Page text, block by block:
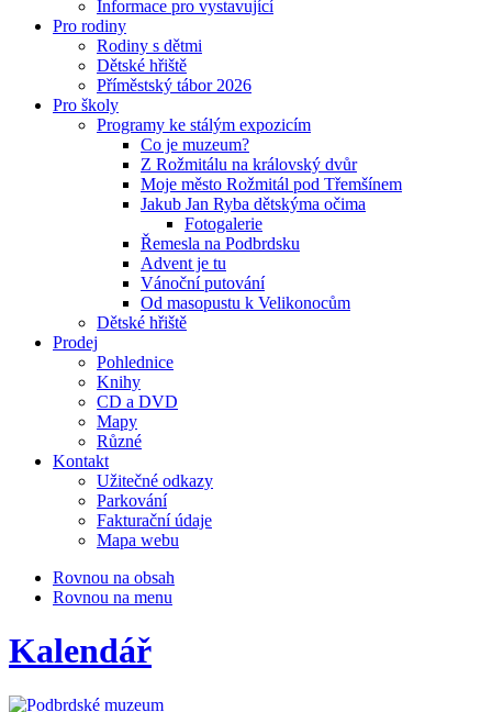
Informace pro vystavující
Pro rodiny
Rodiny s dětmi
Dětské hřiště
Příměstský tábor 2026
Pro školy
Programy ke stálým expozicím
Co je muzeum?
Z Rožmitálu na královský dvůr
Moje město Rožmitál pod Třemšínem
Jakub Jan Ryba dětskýma očima
Fotogalerie
Řemesla na Podbrdsku
Advent je tu
Vánoční putování
Od masopustu k Velikonocům
Dětské hřiště
Prodej
Pohlednice
Knihy
CD a DVD
Mapy
Různé
Kontakt
Užitečné odkazy
Parkování
Fakturační údaje
Mapa webu
Rovnou na obsah
Rovnou na menu
Kalendář